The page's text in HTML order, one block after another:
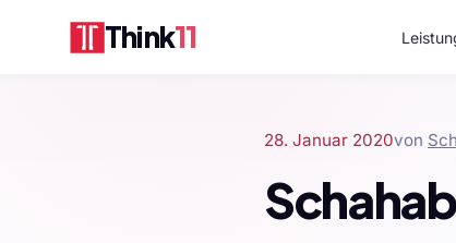
Think11
28. Januar 2020von